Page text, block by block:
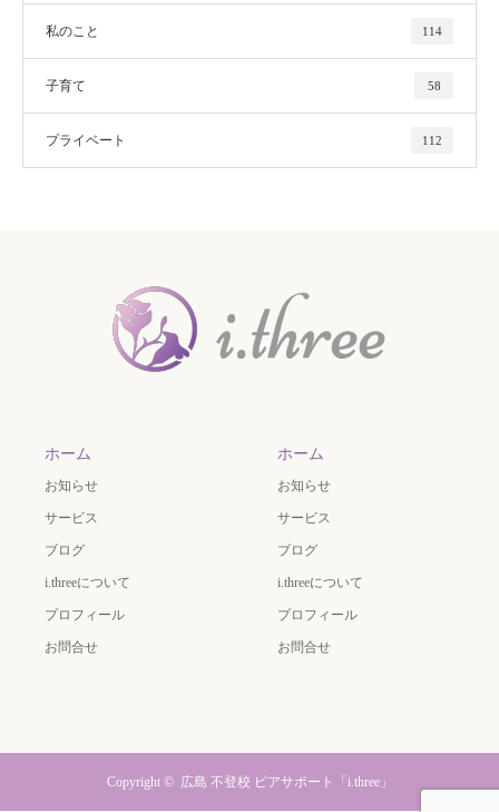
私のこと 114
子育て 58
プライベート 112
ホーム
お知らせ
サービス
ブログ
i.threeについて
プロフィール
お問合せ
ホーム
お知らせ
サービス
ブログ
i.threeについて
プロフィール
お問合せ
Copyright © 広島 不登校 ピアサポート「i.three」